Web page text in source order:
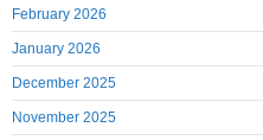
February 2026
January 2026
December 2025
November 2025